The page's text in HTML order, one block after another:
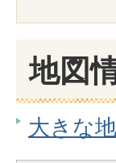
地図
大きな